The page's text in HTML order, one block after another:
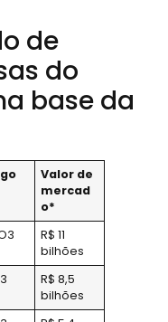
de
do
base da
Valor de
mercad
o*
R$ 11
bilhões
R$ 8,5
bilhões